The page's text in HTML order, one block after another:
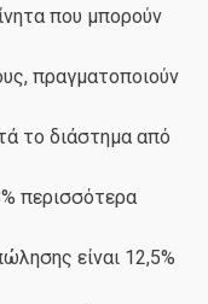
που μπορούν
πραγματοποιούν
το διάστημα από
περισσότερα
είναι 12,5%